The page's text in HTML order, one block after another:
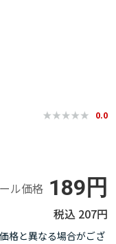
0.0
ル価格 189円
207円
格と異なる場合がござ